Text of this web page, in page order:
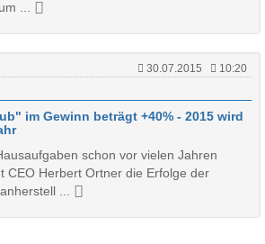
...
30.07.2015
10:20
im Gewinn beträgt +40% - 2015 wird
schon vor vielen Jahren
CEO Herbert Ortner die Erfolge der
...